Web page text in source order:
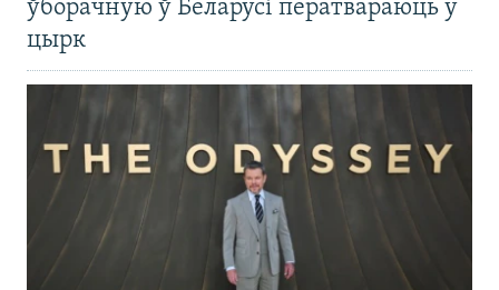
ўборачную ў Беларусі ператвараюць у
цырк